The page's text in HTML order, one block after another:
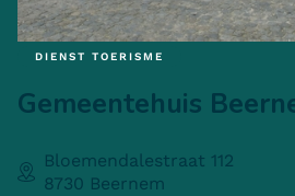
DIENST TOERISME
Gemeentehuis
Bloemendalestraat 112
8730 Beernem